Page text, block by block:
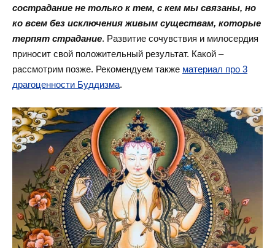
сострадание не только к тем, с кем мы связаны, но
ко всем без исключения живым существам, которые
терпят страдание. Развитие сочувствия и милосердия
приносит свой положительный результат. Какой –
рассмотрим позже. Рекомендуем также материал про 3
драгоценности Буддизма.